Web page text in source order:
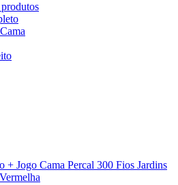
+ Jogo Cama Percal 300 Fios Jardins